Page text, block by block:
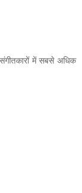
में सबसे अधिक